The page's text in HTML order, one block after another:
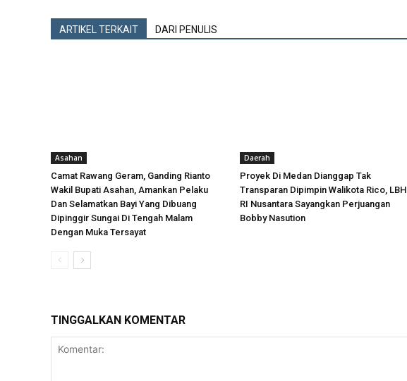
ARTIKEL TERKAIT DARI PENULIS
Asahan
Camat Rawang Geram, Ganding Rianto
Wakil Bupati Asahan, Amankan Pelaku
Dan Selamatkan Bayi Yang Dibuang
Dipinggir Sungai Di Tengah Malam
Dengan Muka Tersayat
Daerah
Proyek Di Medan Dianggap Tak
Transparan Dipimpin Walikota Rico, LBH
RI Nusantara Sayangkan Perjuangan
Bobby Nasution
TINGGALKAN KOMENTAR